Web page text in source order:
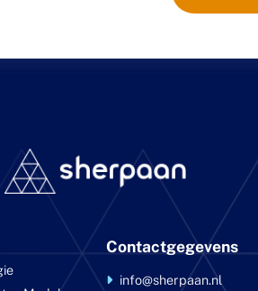
Contactgegevens
info@sherpaan.nl